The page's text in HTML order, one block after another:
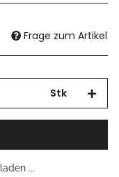
Frage zum Artikel
Stk
...